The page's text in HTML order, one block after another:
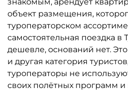
объект размещения,
туроператорском
самостоятельная поездка в
дешевле, оснований нет.
и другая категория
туроператоры не
своих полётных программ и